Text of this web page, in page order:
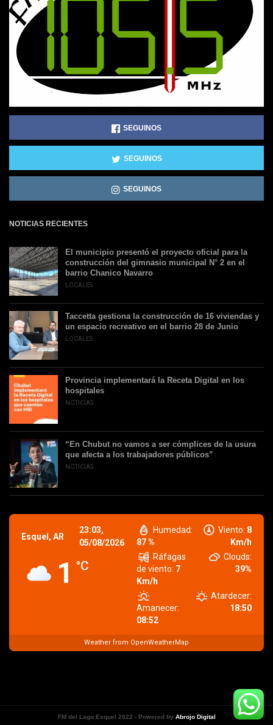
SEGUINOS
SEGUINOS
SEGUINOS
NOTICIAS RECIENTES
El municipio presentó el proyecto oficial para la
construcción del gimnasio municipal N° 2 en el
barrio Chanico Navarro
LOCALES
Taccetta gestiona la construcción de 16 viviendas y
un espacio recreativo en el barrio 28 de Junio
LOCALES
Provincia implementará la Receta Digital en los
hospitales
NOTICIAS
“En Chubut no vamos a ser cómplices de la usura
que afecta a los trabajadores públicos”
NOTICIAS
Esquel, AR
23:03,
05/08/2026
1 °C
Humedad:
87 %
Viento: 8
Km/h
Ráfagas
de viento: 7
Km/h
Clouds:
39%
Amanecer:
08:52
Atardecer:
18:50
Weather from OpenWeatherMap
FM del Lago Esquel 2022 - Powered by Abrojo Digital